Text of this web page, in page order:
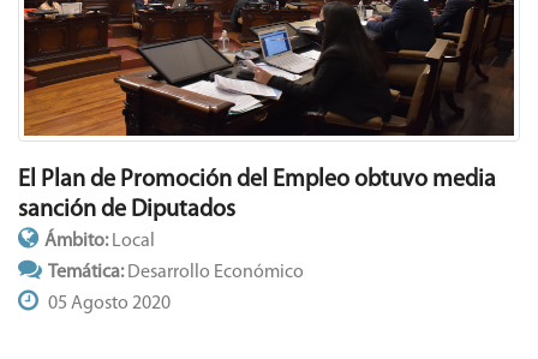
El Plan de Promoción del Empleo obtuvo media
sanción de Diputados
Ámbito: Local
Temática: Desarrollo Económico
05 Agosto 2020